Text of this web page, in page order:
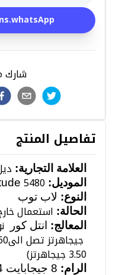
شارك
تفاصيل المنتج
العلامة التجارية:
الموديل:5480
النوع: لاب توب
الحالة: استعمال
المعالج: انتل كور
جيجاهرتز تصل الى
3.50 جيجاهرتز)
الرام: